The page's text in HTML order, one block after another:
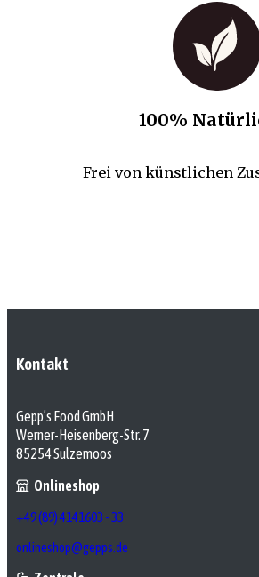
100%
Frei von künstlichen
Kontakt
Gepp’s Food GmbH
Werner-Heisenberg-Str. 7
85254 Sulzemoos
Onlineshop
+49 (89) 4141603 - 33
onlineshop@gepps.de